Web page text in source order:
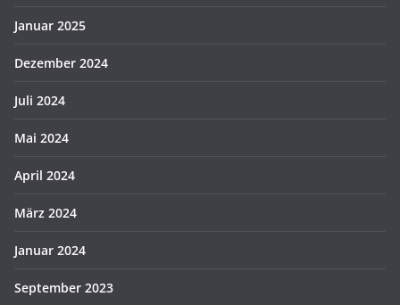
Januar 2025
Dezember 2024
Juli 2024
Mai 2024
April 2024
März 2024
Januar 2024
September 2023